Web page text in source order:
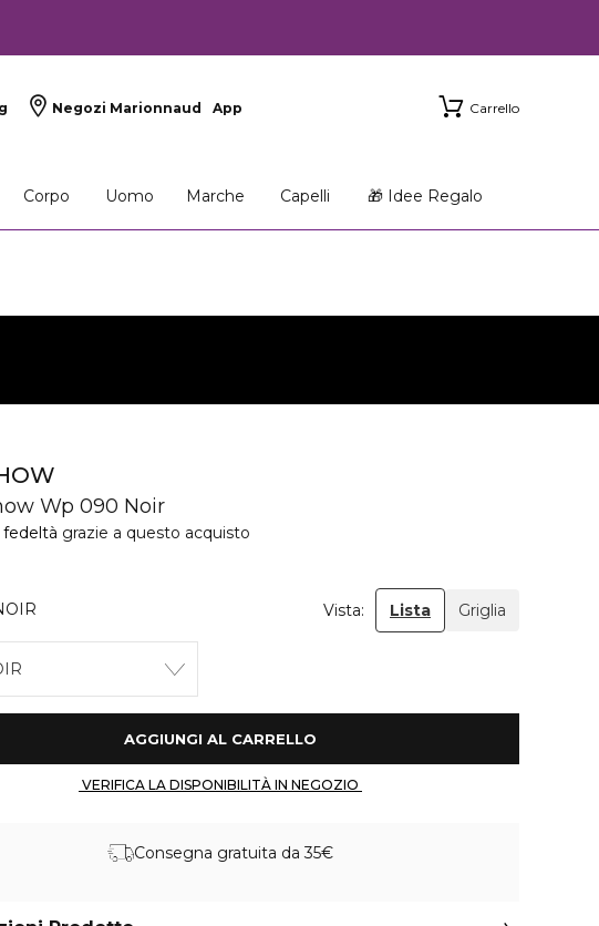
Negozi Marionnaud App Carrello
Corpo Uomo Marche Capelli 🎁 Idee Regalo
Wp 090 Noir
grazie a questo acquisto
Vista: Lista Griglia
Consegna gratuita da 35€